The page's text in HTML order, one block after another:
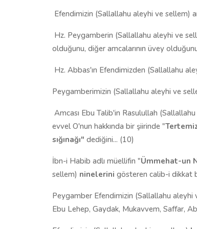
Efendimizin (Sallallahu aleyhi ve sellem)
Hz. Peygamberin (Sallallahu aleyhi ve
olduğunu, diğer amcalarının üvey
Hz. Abbas'ın Efendimizden (Sallallahu
Peygamberimizin (Sallallahu aleyhi ve
Amcası Ebu Talib'in Rasulullah
evvel O'nun hakkında bir şiirinde "
sığınağı" dediğini... (10)
İbn-i Habib adlı müellifin "Ümmehat-un
sellem) ninelerini gösteren calib-i dikkat
Peygamber Efendimizin (Sallallahu aleyhi
Ebu Lehep, Gaydak, Mukavvem, Saffar,